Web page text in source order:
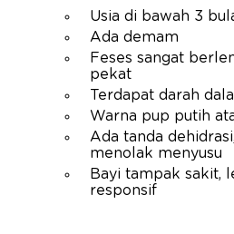
Usia di bawah 3
Ada demam
Feses sangat
pekat
Terdapat darah
Warna pup putih
Ada tanda
menolak menyusu
Bayi tampak sakit,
responsif